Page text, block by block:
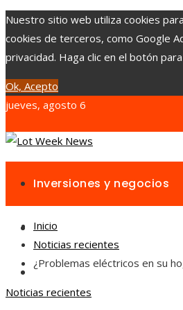
Nuestro sitio web utiliza cookies
cookies de terceros, como Google
privacidad. Haga clic en el botón
Ok, Acepto
jueves, agosto 6
Inversiones y negocios
Responsabilidad social
Cultura y ocio
Inicio
Noticias recientes
¿Problemas eléctricos en su
Noticias recientes